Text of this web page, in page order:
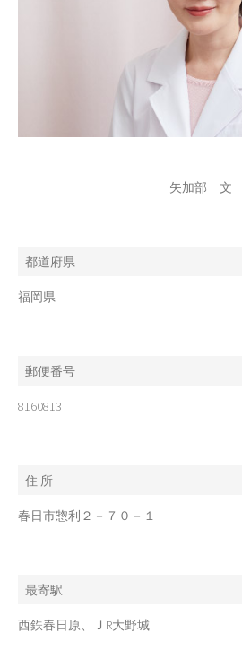
矢加部 文
都道府県
福岡県
郵便番号
8160813
住 所
春日市惣利２－７０－１
最寄駅
西鉄春日原、ＪR大野城